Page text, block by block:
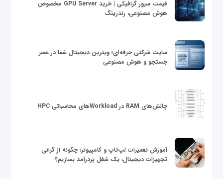
قیمت سرور گرافیکی | خرید GPU Server مخصوص
هوش مصنوعی، رندرینگ
سایت شرکتی حرفه‌ای؛ ویترین دیجیتال شما در عصر
جستجو و هوش مصنوعی
چالش‌های RAM در Workloadهای محاسباتی HPC
آموزش تعمیرات لپ‌تاپ و کامپیوتر؛ چگونه از گرانی
تجهیزات دیجیتال، یک شغل پردرآمد بسازیم؟